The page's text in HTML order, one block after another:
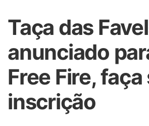
Taça das
anunciado
Free Fire, faça
inscrição